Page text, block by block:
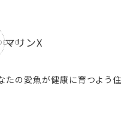
マリンX
たの愛魚が健康に育つよう住